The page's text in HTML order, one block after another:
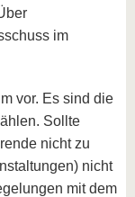
im
vor. Es sind die
Sollte
nicht zu
nicht
mit dem